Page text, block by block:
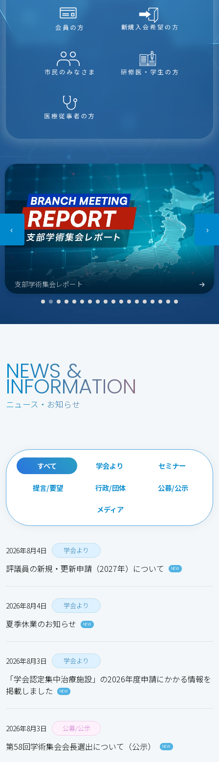
支部学術集会レポート
NEWS &
INFORMATION
ニュース・お知らせ
すべて 学会より セミナー
提言/要望 行政/団体 公募/公示
メディア
2026年8月4日 学会より
評議員の新規・更新申請（2027年）について NEW
2026年8月4日 学会より
夏季休業のお知らせ NEW
2026年8月3日 学会より
「学会認定集中治療施設」の2026年度申請にかかる情報を
掲載しました
NEW
2026年8月3日 公募/公示
第58回学術集会会長選出について（公示） NEW